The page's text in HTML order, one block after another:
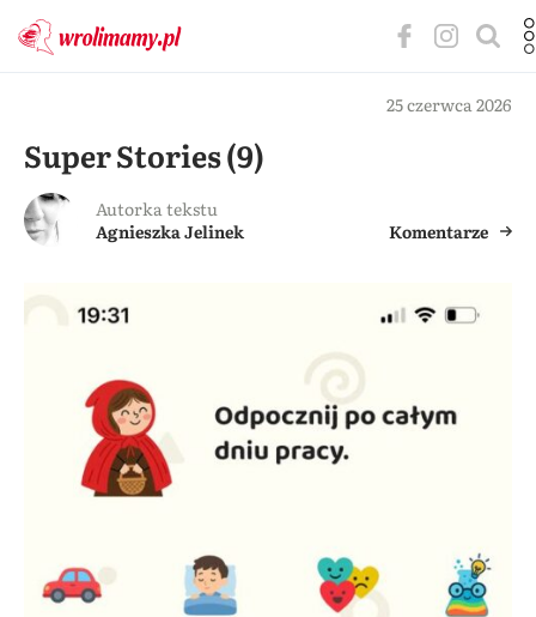
25 czerwca 2026
Super Stories (9)
Autorka tekstu
Agnieszka Jelinek
Komentarze